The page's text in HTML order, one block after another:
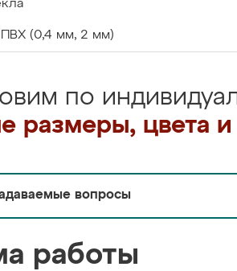
ПВХ (0,4 мм, 2 мм)
по
размеры, цвета
вопросы
работы